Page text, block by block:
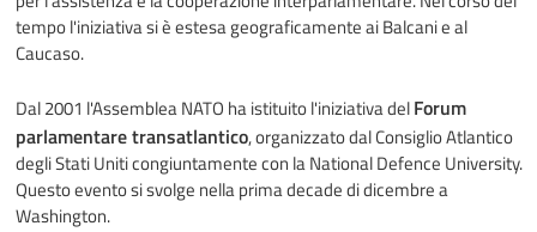
tempo l'iniziativa si è estesa geograficamente ai Balcani e al
Caucaso.
Dal 2001 l'Assemblea NATO ha istituito l'iniziativa delForum
parlamentare transatlantico, organizzato dal Consiglio Atlantico
degli Stati Uniti congiuntamente con la National Defence University.
Questo evento si svolge nella prima decade di dicembre a
Washington.